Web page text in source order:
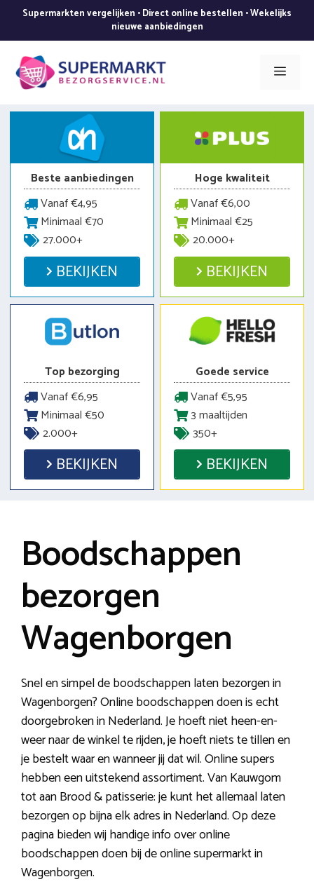
de
inhoud
Supermarkten vergelijken • Direct online bestellen • Wekelijks
nieuwe aanbiedingen
Menu
Beste aanbiedingen
Vanaf €4,95
Minimaal €70
27.000+
BEKIJKEN
Hoge kwaliteit
Vanaf €6,00
Minimaal €25
20.000+
BEKIJKEN
Top bezorging
Vanaf €6,95
Minimaal €50
2.000+
BEKIJKEN
Goede service
Vanaf €5,95
3 maaltijden
350+
BEKIJKEN
Boodschappen
bezorgen
Wagenborgen
Snel en simpel de boodschappen laten bezorgen in
Wagenborgen? Online boodschappen doen is echt
doorgebroken in Nederland. Je hoeft niet heen-en-
weer naar de winkel te rijden, je hoeft niets te tillen en
je bestelt waar en wanneer jij dat wil. Online supers
hebben een uitstekend assortiment. Van Kauwgom
tot aan Brood & patisserie: je kunt het allemaal laten
bezorgen op bijna elk adres in Nederland. Op deze
pagina bieden wij handige info over online
boodschappen doen bij de online supermarkt in
Wagenborgen.